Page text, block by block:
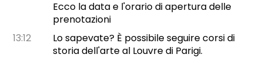
Ecco la data e l'orario di apertura delle
prenotazioni
13:12
Lo sapevate? È possibile seguire corsi di
storia dell'arte al Louvre di Parigi.